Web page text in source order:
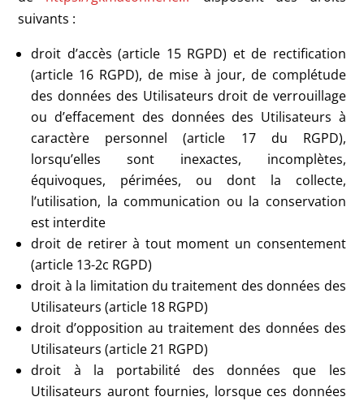
suivants :
droit d’accès (article 15 RGPD) et de rectification
(article 16 RGPD), de mise à jour, de complétude
des données des Utilisateurs droit de verrouillage
ou d’effacement des données des Utilisateurs à
caractère personnel (article 17 du RGPD),
lorsqu’elles sont inexactes, incomplètes,
équivoques, périmées, ou dont la collecte,
l’utilisation, la communication ou la conservation
est interdite
droit de retirer à tout moment un consentement
(article 13-2c RGPD)
droit à la limitation du traitement des données des
Utilisateurs (article 18 RGPD)
droit d’opposition au traitement des données des
Utilisateurs (article 21 RGPD)
droit à la portabilité des données que les
Utilisateurs auront fournies, lorsque ces données